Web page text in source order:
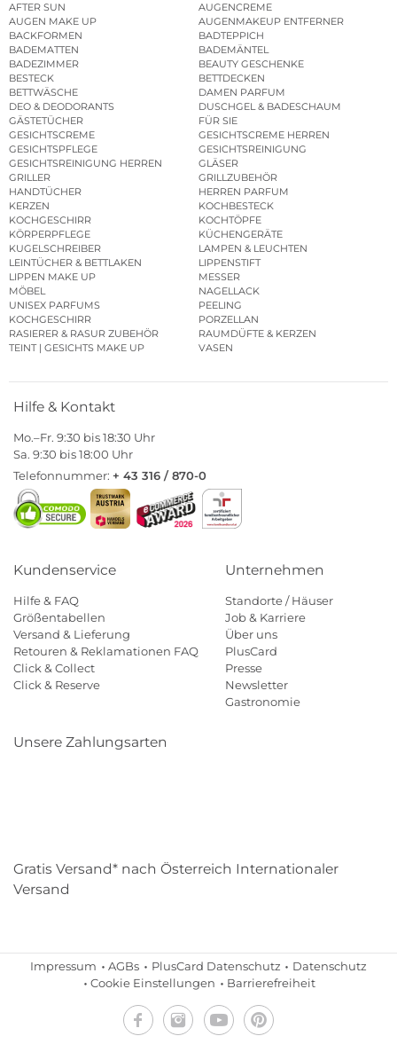
AFTER SUN
AUGENCREME
AUGEN MAKE UP
AUGENMAKEUP ENTFERNER
BACKFORMEN
BADTEPPICH
BADEMATTEN
BADEMÄNTEL
BADEZIMMER
BEAUTY GESCHENKE
BESTECK
BETTDECKEN
BETTWÄSCHE
DAMEN PARFUM
DEO & DEODORANTS
DUSCHGEL & BADESCHAUM
GÄSTETÜCHER
FÜR SIE
GESICHTSCREME
GESICHTSCREME HERREN
GESICHTSPFLEGE
GESICHTSREINIGUNG
GESICHTSREINIGUNG HERREN
GLÄSER
GRILLER
GRILLZUBEHÖR
HANDTÜCHER
HERREN PARFUM
KERZEN
KOCHBESTECK
KOCHGESCHIRR
KOCHTÖPFE
KÖRPERPFLEGE
KÜCHENGERÄTE
KUGELSCHREIBER
LAMPEN & LEUCHTEN
LEINTÜCHER & BETTLAKEN
LIPPENSTIFT
LIPPEN MAKE UP
MESSER
MÖBEL
NAGELLACK
UNISEX PARFUMS
PEELING
KOCHGESCHIRR
PORZELLAN
RASIERER & RASUR ZUBEHÖR
RAUMDÜFTE & KERZEN
TEINT | GESICHTS MAKE UP
VASEN
Hilfe & Kontakt
Mo.–Fr. 9:30 bis 18:30 Uhr
Sa. 9:30 bis 18:00 Uhr
Telefonnummer: + 43 316 / 870-0
Kundenservice
Hilfe & FAQ
Größentabellen
Versand & Lieferung
Retouren & Reklamationen FAQ
Click & Collect
Click & Reserve
Unternehmen
Standorte / Häuser
Job & Karriere
Über uns
PlusCard
Presse
Newsletter
Gastronomie
Unsere Zahlungsarten
Gratis Versand* nach Österreich Internationaler
Versand
Impressum AGBs PlusCard Datenschutz
Datenschutz
Cookie Einstellungen
Barrierefreiheit